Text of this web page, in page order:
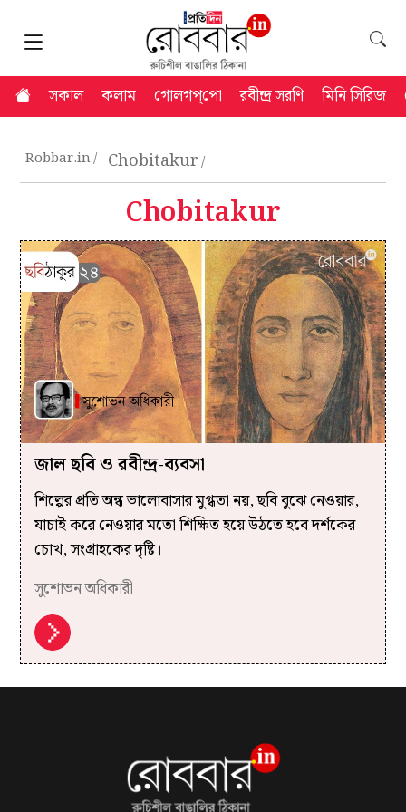
সকাল কলাম গোলগপ্‌পো রবীন্দ্র সরণি মিনি সিরিজ
Robbar.in Chobitakur
Chobitakur
জাল ছবি ও রবীন্দ্র-ব্যবসা
শিল্পের প্রতি অন্ধ ভালোবাসার মুগ্ধতা নয়, ছবি বুঝে নেওয়ার,
যাচাই করে নেওয়ার মতো শিক্ষিত হয়ে উঠতে হবে দর্শকের
চোখ, সংগ্রাহকের দৃষ্টি।
সুশোভন অধিকারী